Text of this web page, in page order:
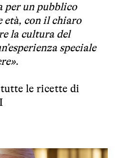
per un pubblico
età, con il chiaro
la cultura del
speciale
.
le ricette di